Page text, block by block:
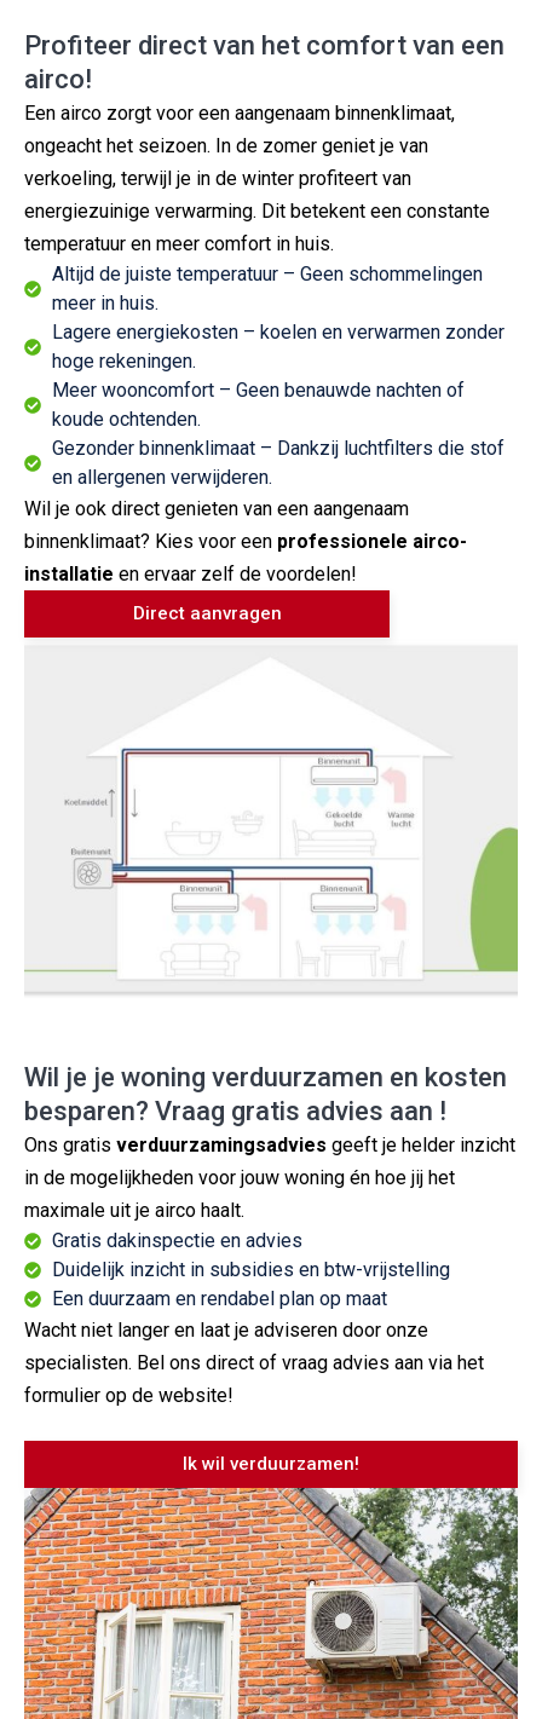
Profiteer direct van het comfort van een
airco!
Een airco zorgt voor een aangenaam binnenklimaat,
ongeacht het seizoen. In de zomer geniet je van
verkoeling, terwijl je in de winter profiteert van
energiezuinige verwarming. Dit betekent een constante
temperatuur en meer comfort in huis.
Altijd de juiste temperatuur – Geen schommelingen
meer in huis.
Lagere energiekosten – koelen en verwarmen zonder
hoge rekeningen.
Meer wooncomfort – Geen benauwde nachten of
koude ochtenden.
Gezonder binnenklimaat – Dankzij luchtfilters die stof
en allergenen verwijderen.
Wil je ook direct genieten van een aangenaam
binnenklimaat? Kies voor een professionele airco-
installatie en ervaar zelf de voordelen!
Direct aanvragen
Wil je je woning verduurzamen en kosten
besparen? Vraag gratis advies aan !
Ons gratis verduurzamingsadvies geeft je helder inzicht
in de mogelijkheden voor jouw woning én hoe jij het
maximale uit je airco haalt.
Gratis dakinspectie en advies
Duidelijk inzicht in subsidies en btw-vrijstelling
Een duurzaam en rendabel plan op maat
Wacht niet langer en laat je adviseren door onze
specialisten. Bel ons direct of vraag advies aan via het
formulier op de website!
Ik wil verduurzamen!